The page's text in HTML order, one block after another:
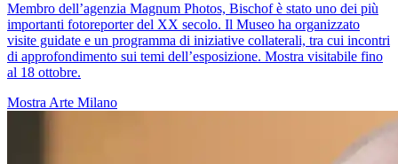
Membro dell’agenzia Magnum Photos, Bischof è stato uno dei più
importanti fotoreporter del XX secolo. Il Museo ha organizzato
visite guidate e un programma di iniziative collaterali, tra cui incontri
di approfondimento sui temi dell’esposizione. Mostra visitabile fino
al 18 ottobre.
Mostra Arte Milano